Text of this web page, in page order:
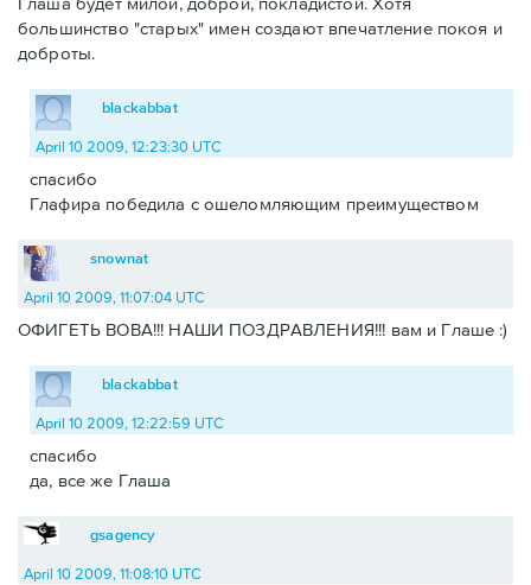
большинство "старых" имен создают впечатление покоя и
доброты.
blackabbat
April 10 2009, 12:23:30 UTC
спасибо
Глафира победила с ошеломляющим преимуществом
snownat
April 10 2009, 11:07:04 UTC
ОФИГЕТЬ ВОВА!!! НАШИ ПОЗДРАВЛЕНИЯ!!! вам и Глаше :)
blackabbat
April 10 2009, 12:22:59 UTC
спасибо
да, все же Глаша
gsagency
April 10 2009, 11:08:10 UTC